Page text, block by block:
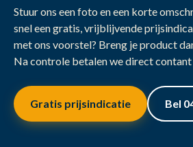
Stuur ons een foto en een korte
snel een gratis, vrijblijvende
met ons voorstel? Breng je product
Na controle betalen we direct
Gratis prijsindicatie Bel